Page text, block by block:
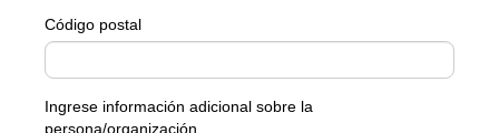
Código postal
Ingrese información adicional sobre la
persona/organización